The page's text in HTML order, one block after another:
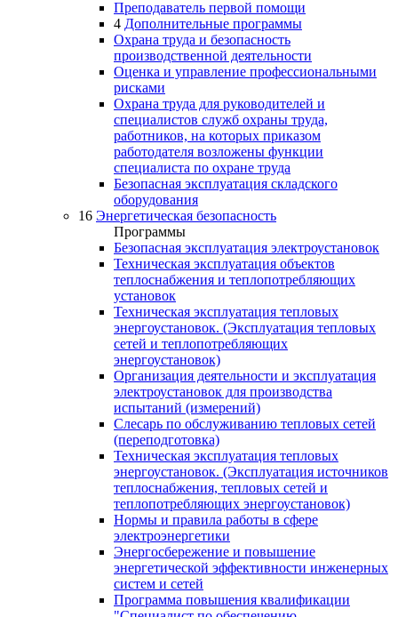
Преподаватель первой помощи
4 Дополнительные программы
Охрана труда и безопасность
производственной деятельности
Оценка и управление профессиональными
рисками
Охрана труда для руководителей и
специалистов служб охраны труда,
работников, на которых приказом
работодателя возложены функции
специалиста по охране труда
Безопасная эксплуатация складского
оборудования
16 Энергетическая безопасность
Программы
Безопасная эксплуатация электроустановок
Техническая эксплуатация объектов
теплоснабжения и теплопотребляющих
установок
Техническая эксплуатация тепловых
энергоустановок. (Эксплуатация тепловых
сетей и теплопотребляющих
энергоустановок)
Организация деятельности и эксплуатация
электроустановок для производства
испытаний (измерений)
Слесарь по обслуживанию тепловых сетей
(переподготовка)
Техническая эксплуатация тепловых
энергоустановок. (Эксплуатация источников
теплоснабжения, тепловых сетей и
теплопотребляющих энергоустановок)
Нормы и правила работы в сфере
электроэнергетики
Энергосбережение и повышение
энергетической эффективности инженерных
систем и сетей
Программа повышения квалификации